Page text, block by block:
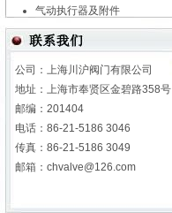
气动执行器及附件
公司：上海川沪阀门有限公司
地址：上海市奉贤区金碧路358号
邮编：201404
电话：86-21-5186 3046
传真：86-21-5186 3049
邮箱：chvalve@126.com